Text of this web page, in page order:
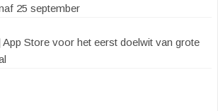
25 september
App Store voor het eerst doelwit van grote